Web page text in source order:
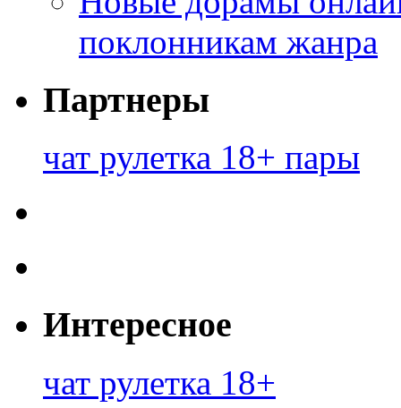
поклонникам жанра
Партнеры
чат рулетка 18+ пары
Интересное
чат рулетка 18+